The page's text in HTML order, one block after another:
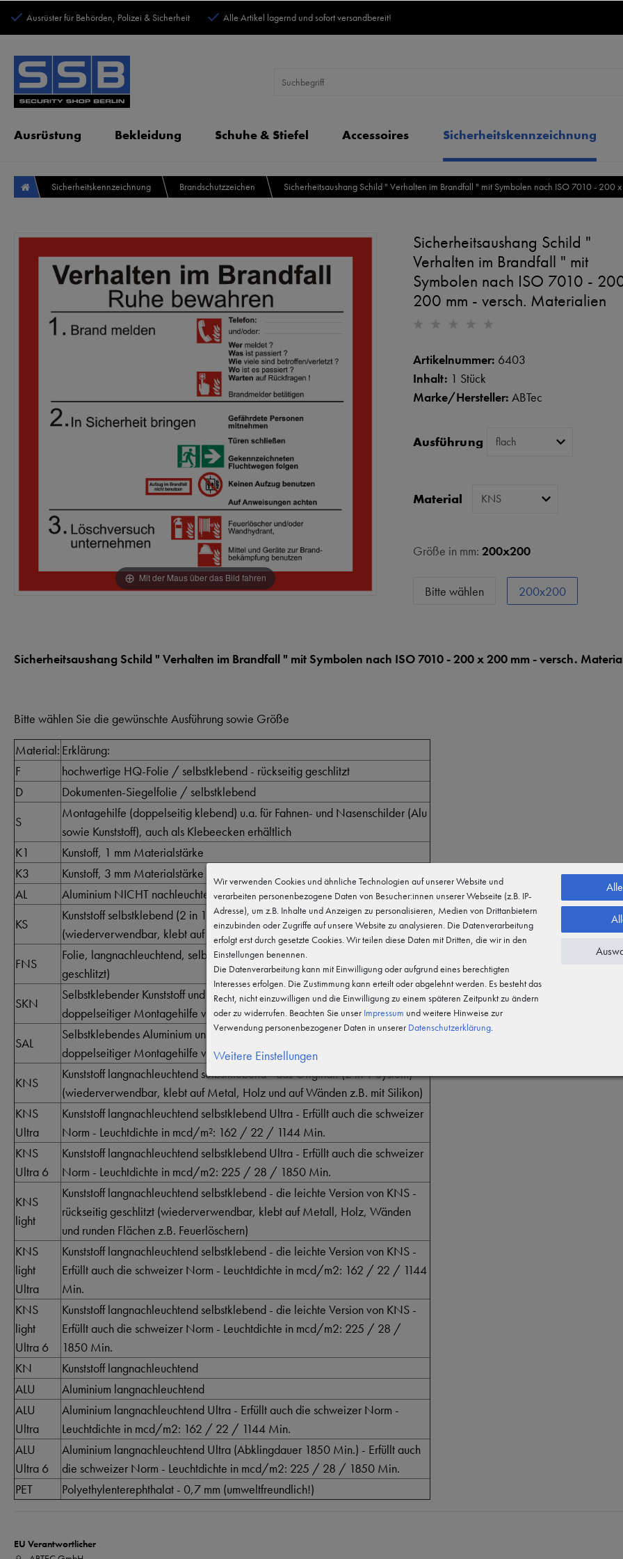
Ausrüster für Behörden, Polizei & Sicherheit Alle Artikel lagernd und sofort versandbereit!
Ausrüstung Bekleidung Schuhe & Stiefel Accessoires Sicherheitskennzeichnung
Sicherheitskennzeichnung Brandschutzzeichen Sicherheitsaushang Schild " Verhalten im Brandfall " mit Symbolen nach ISO 7010 - 200
Mit der Maus über das Bild fahren
Sicherheitsaushang Schild "
Verhalten im Brandfall " mit
Symbolen nach ISO 7010 -
200 mm - versch. Materialien
Artikelnummer: 6403
Inhalt: 1 Stück
Marke/Hersteller: ABTec
Ausführung
Material
Größe in mm: 200x200
Bitte wählen 200x200
Sicherheitsaushang Schild " Verhalten im Brandfall " mit Symbolen nach ISO 7010 - 200 x 200 mm - versch.
Bitte wählen Sie die gewünschte Ausführung sowie Größe
Material: Erklärung:
F
hochwertige HQ-Folie / selbstklebend - rückseitig geschlitzt
D
Dokumenten-Siegelfolie / selbstklebend
S
Montagehilfe (doppelseitig klebend) u.a. für Fahnen- und Nasenschilder (Alu
sowie Kunststoff), auch als Klebeecken erhältlich
K1
Kunstoff, 1 mm Materialstärke
K3
Kunstoff, 3 mm Materialstärke
AL
Aluminium NICHT nachleuchtend, ca. 0,5 mm
KS
Kunststoff selbstklebend (2 in 1 System), nicht langnachleuchtend
(wiederverwendbar, klebt auf Metall, Holz z.B. mit Silikon)
FNS
Folie, langnachleuchtend, selbstklebend - Hohe Qualtität (rückseitig
geschlitzt)
SKN
Selbstklebender Kunststoff und langnachleuchtend (rückseitig mit
doppelseitiger Montagehilfe vollflächig montiert)
SAL
Selbstklebendes Aluminium und langnachleuchtend (rückseitig mit
doppelseitiger Montagehilfe vollflächig montiert)
KNS
Kunststoff langnachleuchtend selbstklebend - das Original! (2 in 1 System)
(wiederverwendbar, klebt auf Metal, Holz und auf Wänden z.B. mit Silikon)
KNS
Ultra
Kunststoff langnachleuchtend selbstklebend Ultra - Erfüllt auch die schweizer
Norm - Leuchtdichte in mcd/m²: 162 / 22 / 1144 Min.
KNS
Ultra 6
Kunststoff langnachleuchtend selbstklebend Ultra - Erfüllt auch die schweizer
Norm - Leuchtdichte in mcd/m2: 225 / 28 / 1850 Min.
KNS
light
Kunststoff langnachleuchtend selbstklebend - die leichte Version von KNS -
rückseitig geschlitzt (wiederverwendbar, klebt auf Metall, Holz, Wänden
und runden Flächen z.B. Feuerlöschern)
KNS
light
Ultra
Kunststoff langnachleuchtend selbstklebend - die leichte Version von KNS -
Erfüllt auch die schweizer Norm - Leuchtdichte in mcd/m2: 162 / 22 / 1144
Min.
KNS
light
Ultra 6
Kunststoff langnachleuchtend selbstklebend - die leichte Version von KNS -
Erfüllt auch die schweizer Norm - Leuchtdichte in mcd/m2: 225 / 28 /
1850 Min.
KN
Kunststoff langnachleuchtend
ALU
Aluminium langnachleuchtend
ALU
Ultra
Aluminium langnachleuchtend Ultra - Erfüllt auch die schweizer Norm -
Leuchtdichte in mcd/m2: 162 / 22 / 1144 Min.
ALU
Ultra 6
Aluminium langnachleuchtend Ultra (Abklingdauer 1850 Min.) - Erfüllt auch
die schweizer Norm - Leuchtdichte in mcd/m2: 225 / 28 / 1850 Min.
PET
Polyethylenterephthalat - 0,7 mm (umweltfreundlich!)
EU Verantwortlicher
Wir verwenden Cookies und ähnliche Technologien auf unserer Website und
verarbeiten personenbezogene Daten von Besucher:innen unserer Webseite (z.B. IP-
Adresse), um z.B. Inhalte und Anzeigen zu personalisieren, Medien von Drittanbietern
einzubinden oder Zugriffe auf unsere Website zu analysieren. Die Datenverarbeitung
erfolgt erst durch gesetzte Cookies. Wir teilen diese Daten mit Dritten, die wir in den
Einstellungen benennen.
Die Datenverarbeitung kann mit Einwilligung oder aufgrund eines berechtigten
Interesses erfolgen. Die Zustimmung kann erteilt oder abgelehnt werden. Es besteht das
Recht, nicht einzuwilligen und die Einwilligung zu einem späteren Zeitpunkt zu ändern
oder zu widerrufen. Beachten Sie unser Impressum und weitere Hinweise zur
Verwendung personenbezogener Daten in unserer Daten­schutz­erklärung.
Weitere Einstellungen